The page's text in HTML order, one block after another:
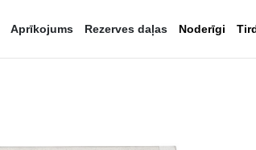
Aprīkojums Rezerves daļas Noderīgi